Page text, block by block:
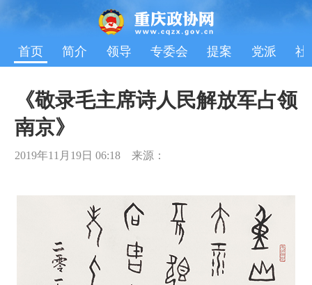
首页 简介 领导 专委会 提案 党派 社
《敬录毛主席诗人民解放军占领
南京》
2019年11月19日 06:18 来源：